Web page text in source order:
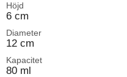
Höjd
6 cm
Diameter
12 cm
Kapacitet
80 ml